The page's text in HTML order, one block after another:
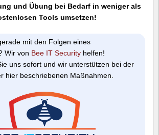
und Übung bei Bedarf in weniger als
Tools umsetzen!
mit den Folgen eines
Wir von Bee IT Security helfen!
uns sofort und wir unterstützen bei der
hier beschriebenen Maßnahmen.